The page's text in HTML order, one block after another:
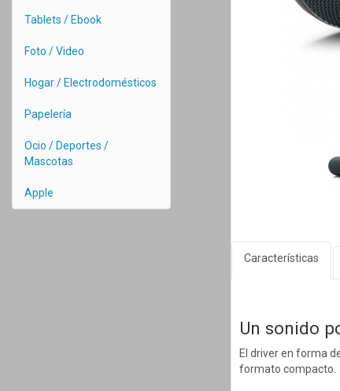
Tablets / Ebook
Foto / Video
Hogar / Electrodomésticos
Papelería
Ocio / Deportes /
Mascotas
Apple
Características
Un sonido
El driver en forma
formato compacto.